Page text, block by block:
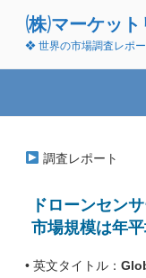
ン
(株)マーケッ
❖ 世界の市場調査レポ
調査レポート
ドローンセン
市場規模は年
• 英文タイトル：